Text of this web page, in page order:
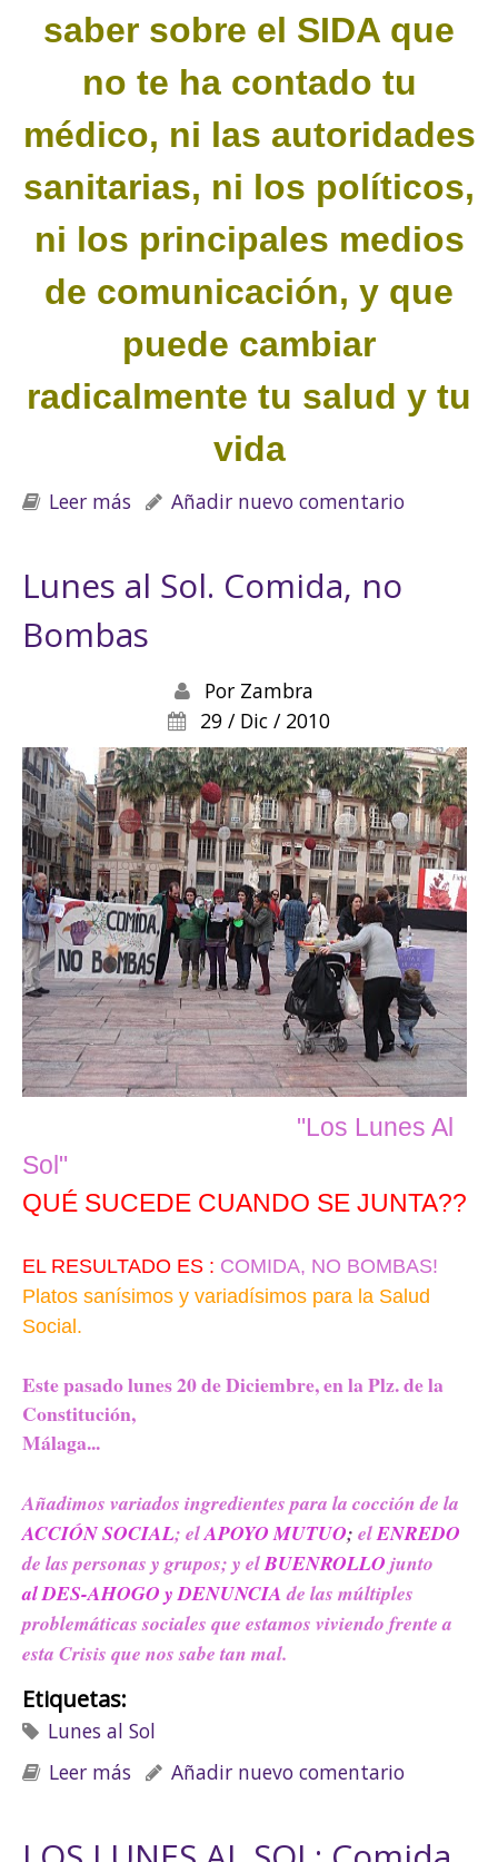
saber sobre el SIDA que
no te ha contado tu
médico, ni las autoridades
sanitarias, ni los políticos,
ni los principales medios
de comunicación, y que
puede cambiar
radicalmente tu salud y tu
vida
Leer más sobre SIDA: ¿Nos han estado
Añadir nuevo comentario
Lunes al Sol. Comida, no
Bombas
Por Zambra
29 / Dic / 2010
"Los Lunes Al
Sol"
QUÉ SUCEDE CUANDO SE JUNTA??
EL RESULTADO ES : COMIDA, NO BOMBAS!
Platos sanísimos y variadísimos para la Salud
Social.
Este pasado lunes 20 de Diciembre, en la Plz. de la
Constitución,
Málaga...
Añadimos variados ingredientes para la cocción de la
ACCIÓN SOCIAL; elAPOYO MUTUO; elENREDO
de las personas y grupos; y elBUENROLLO junto
alDES-AHOGO yDENUNCIA de las múltiples
problemáticas sociales que estamos viviendo frentea
esta Crisis que nos sabe tan mal.
Etiquetas:
Lunes al Sol
Leer más sobre Lunes al Sol. Comida, no Bombas
Añadir nuevo comentario